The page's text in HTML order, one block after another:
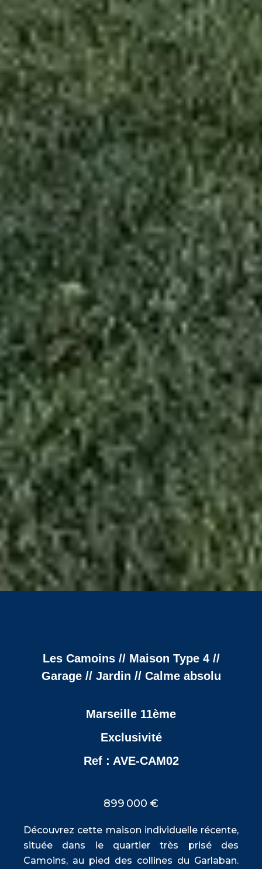
Les Camoins // Maison Type 4 //
Garage // Jardin // Calme absolu
Marseille 11ème
Exclusivité
Ref : AVE-CAM02
899 000 €
Découvrez cette maison individuelle récente,
située dans le quartier très prisé des
Camoins, au pied des collines du Garlaban.